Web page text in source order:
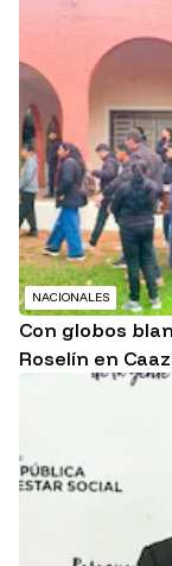
NACIONALES
Con globos
Roselín en